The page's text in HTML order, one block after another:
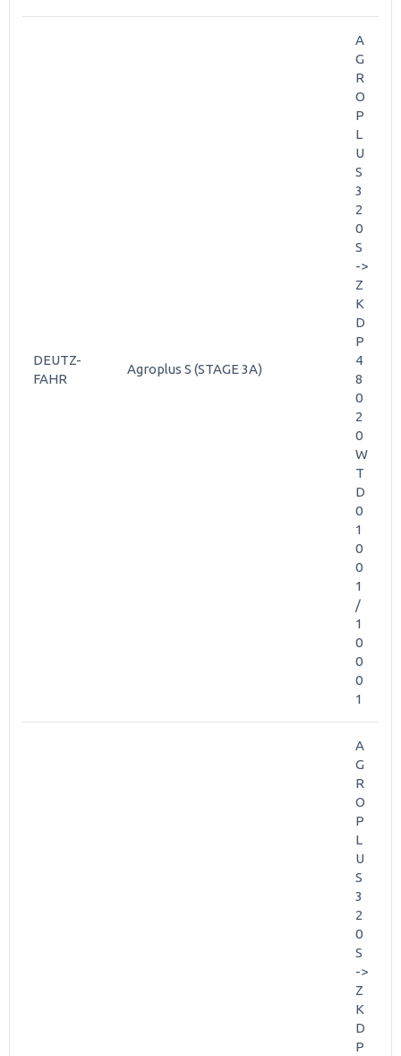
DEUTZ-
FAHR
Agroplus S (STAGE 3A)
A
G
R
O
P
L
U
S
3
2
0
S
->
Z
K
D
P
4
8
0
2
0
W
T
D
0
1
0
0
1
/
1
0
0
0
1
A
G
R
O
P
L
U
S
3
2
0
S
->
Z
K
D
P